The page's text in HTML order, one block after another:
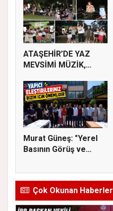
ATAŞEHİR’DE YAZ
MEVSİMİ MÜZİK,
Murat Güneş: "Yerel
Basının Görüş ve
Çok Okunan Haberler